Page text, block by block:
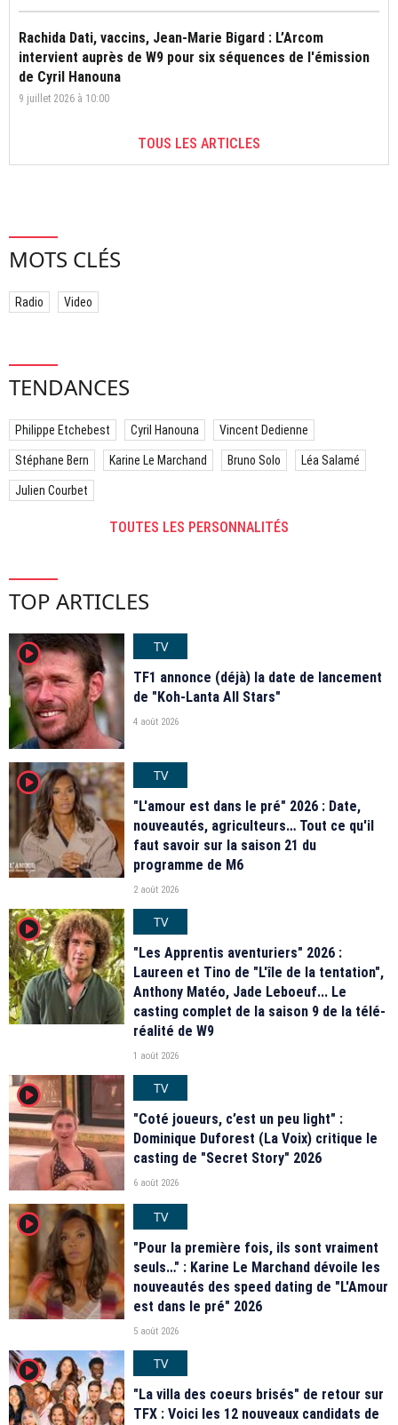
Rachida Dati, vaccins, Jean-Marie Bigard : L’Arcom
intervient auprès de W9 pour six séquences de l'émission
de Cyril Hanouna
9 juillet 2026 à 10:00
TOUS LES ARTICLES
MOTS CLÉS
Radio Video
TENDANCES
Philippe Etchebest Cyril Hanouna Vincent Dedienne
Stéphane Bern Karine Le Marchand Bruno Solo Léa Salamé
Julien Courbet
TOUTES LES PERSONNALITÉS
TOP ARTICLES
player2
TV
TF1 annonce (déjà) la date de lancement
de "Koh-Lanta All Stars"
4 août 2026
player2
TV
"L'amour est dans le pré" 2026 : Date,
nouveautés, agriculteurs… Tout ce qu'il
faut savoir sur la saison 21 du
programme de M6
2 août 2026
player2
TV
"Les Apprentis aventuriers" 2026 :
Laureen et Tino de "L'île de la tentation",
Anthony Matéo, Jade Leboeuf... Le
casting complet de la saison 9 de la télé-
réalité de W9
1 août 2026
player2
TV
"Coté joueurs, c’est un peu light" :
Dominique Duforest (La Voix) critique le
casting de "Secret Story" 2026
6 août 2026
player2
TV
"Pour la première fois, ils sont vraiment
seuls…" : Karine Le Marchand dévoile les
nouveautés des speed dating de "L'Amour
est dans le pré" 2026
5 août 2026
player2
TV
"La villa des coeurs brisés" de retour sur
TFX : Voici les 12 nouveaux candidats de